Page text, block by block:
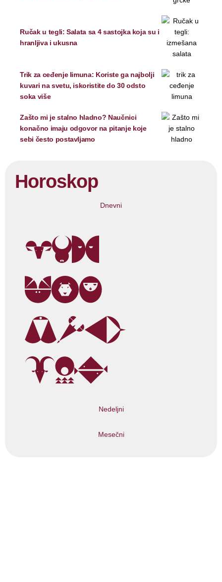
Ručak u tegli: Salata sa 4 sastojka koja su i
hranljiva i ukusna
Trik za ceđenje limuna: Koriste ga najbolji
kuvari na svetu, iskoristite do 30 odsto
soka više
Zašto mi je stalno hladno? Naučnici
konačno imaju odgovor na pitanje koje
sebi često postavljamo
Horoskop
Dnevni
Nedeljni
Mesečni